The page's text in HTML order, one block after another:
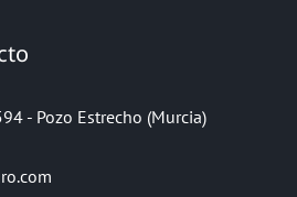
- Pozo Estrecho (Murcia)